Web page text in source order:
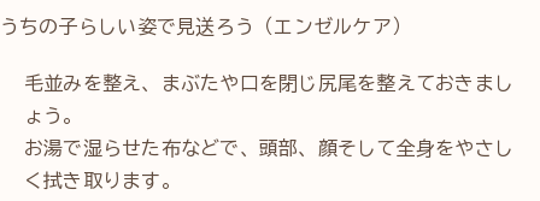
うちの子らしい姿で見送ろう（エンゼルケア）
毛並みを整え、まぶたや口を閉じ尻尾を整えておきまし
ょう。
お湯で湿らせた布などで、頭部、顔そして全身をやさし
く拭き取ります。